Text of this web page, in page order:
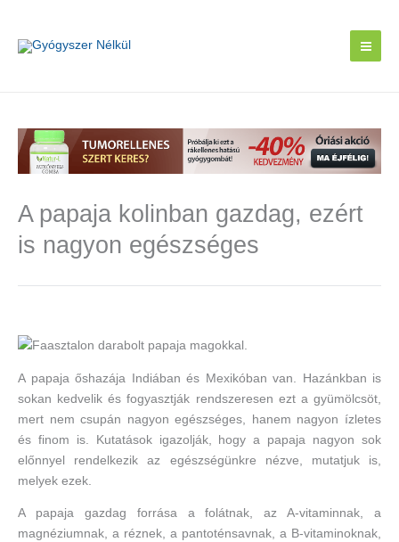
content
A papaja kolinban gazdag, ezért
is nagyon egészséges
A papaja őshazája Indiában és Mexikóban van. Hazánkban is
sokan kedvelik és fogyasztják rendszeresen ezt a gyümölcsöt,
mert nem csupán nagyon egészséges, hanem nagyon ízletes
és finom is. Kutatások igazolják, hogy a papaja nagyon sok
előnnyel rendelkezik az egészségünkre nézve, mutatjuk is,
melyek ezek.
A papaja gazdag forrása a folátnak, az A-vitaminnak, a
magnéziumnak, a réznek, a pantoténsavnak, a B-vitaminoknak,